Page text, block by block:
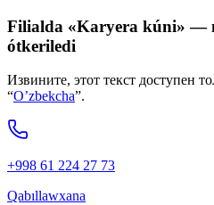
Filialda «Karyera kúni» —
ótkeriledi
Извините, этот текст доступен
“O’zbekcha”.
+998 61 224 27 73
Qabıllawxana